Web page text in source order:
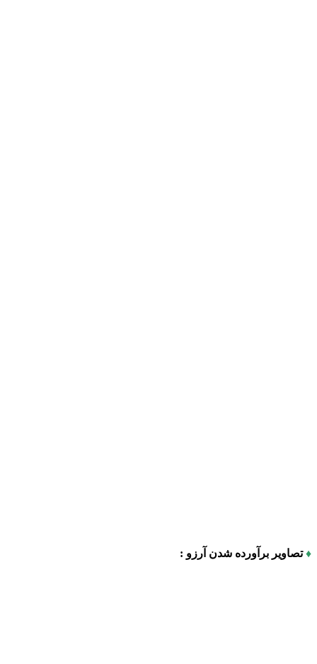
♦تصاویر برآورده شدن آرزو :